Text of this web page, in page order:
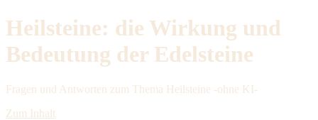
Heilsteine: die Wirkung und
Bedeutung der Edelsteine
Fragen und Antworten zum Thema Heilsteine -ohne KI-
Zum Inhalt